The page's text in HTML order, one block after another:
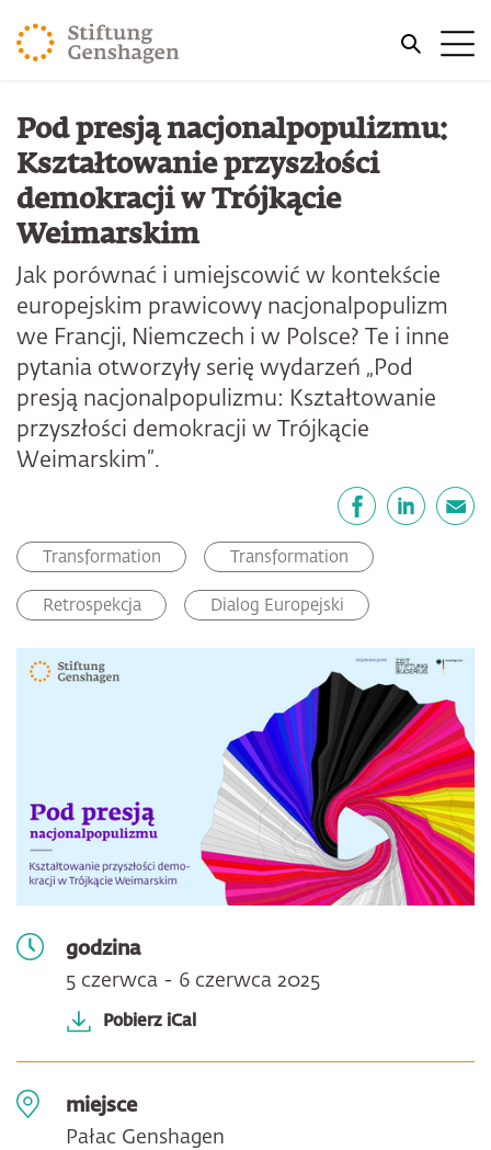
PRZJDŹ DO TREŚCI GŁÓWNEJ
PRZEJDŹ DO WYSZUKIWARKI
Pod presją nacjonalpopulizmu:
Kształtowanie przyszłości
demokracji w Trójkącie
Weimarskim
Jak porównać i umiejscowić w kontekście
europejskim prawicowy nacjonalpopulizm
we Francji, Niemczech i w Polsce? Te i inne
pytania otworzyły serię wydarzeń „Pod
presją nacjonalpopulizmu: Kształtowanie
przyszłości demokracji w Trójkącie
Weimarskim”.
Transformation Transformation
Retrospekcja Dialog Europejski
godzina
5 czerwca - 6 czerwca 2025
Pobierz iCal
miejsce
Pałac Genshagen